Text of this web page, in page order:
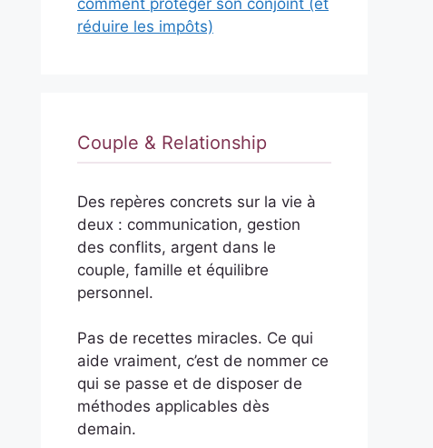
réduire les impôts)
Couple & Relationship
Des repères concrets sur la vie à
deux : communication, gestion
des conflits, argent dans le
couple, famille et équilibre
personnel.
Pas de recettes miracles. Ce qui
aide vraiment, c’est de nommer ce
qui se passe et de disposer de
méthodes applicables dès
demain.